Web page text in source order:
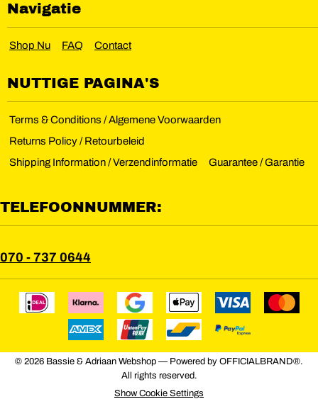
Navigatie
Shop Nu FAQ Contact
NUTTIGE PAGINA'S
Terms & Conditions / Algemene Voorwaarden
Returns Policy / Retourbeleid
Shipping Information / Verzendinformatie
Guarantee / Garantie
TELEFOONNUMMER:
070 - 737 0644
© 2026 Bassie & Adriaan Webshop — Powered by OFFICIALBRAND®.
All rights reserved.
Show Cookie Settings